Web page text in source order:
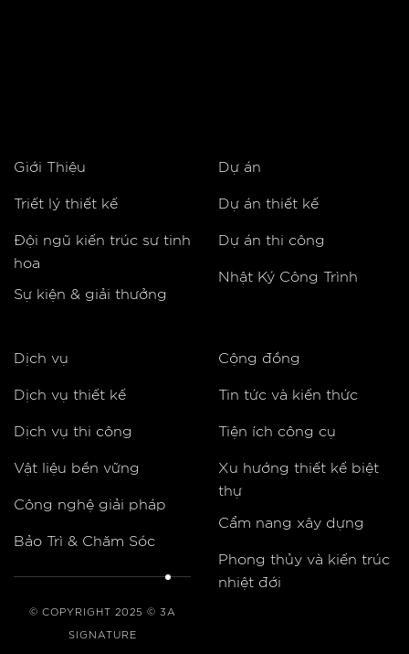
Giới Thiệu
Triết lý thiết kế
Đội ngũ kiến trúc sư tinh
hoa
Sự kiện & giải thưởng
Dự án
Dự án thiết kế
Dự án thi công
Nhật Ký Công Trình
Dịch vụ
Dịch vụ thiết kế
Dịch vụ thi công
Vật liệu bền vững
Công nghệ giải pháp
Bảo Trì & Chăm Sóc
© COPYRIGHT 2025 © 3A
SIGNATURE
Cộng đồng
Tin tức và kiến thức
Tiện ích công cụ
Xu hướng thiết kế biệt
thự
Cẩm nang xây dựng
Phong thủy và kiến trúc
nhiệt đới